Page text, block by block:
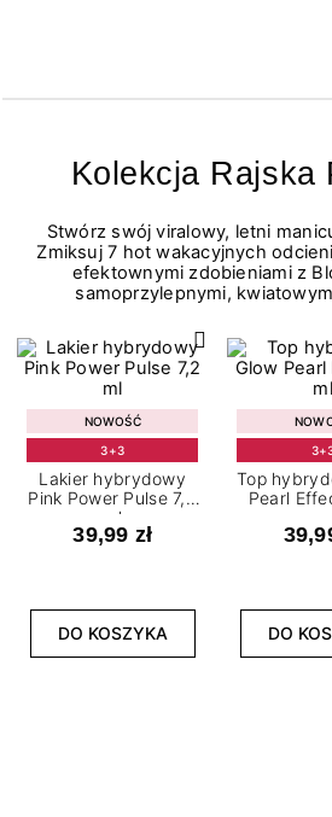
Kolekcja Rajska
Stwórz swój viralowy, letni
Zmiksuj 7 hot wakacyjnych
efektownymi zdobieniami z
samoprzylepnymi,
NOWOŚĆ
3+3
Lakier hybrydowy
Pink Power Pulse 7,2
ml
39,99 zł
DO KOSZYKA
Top
Pearl
DO